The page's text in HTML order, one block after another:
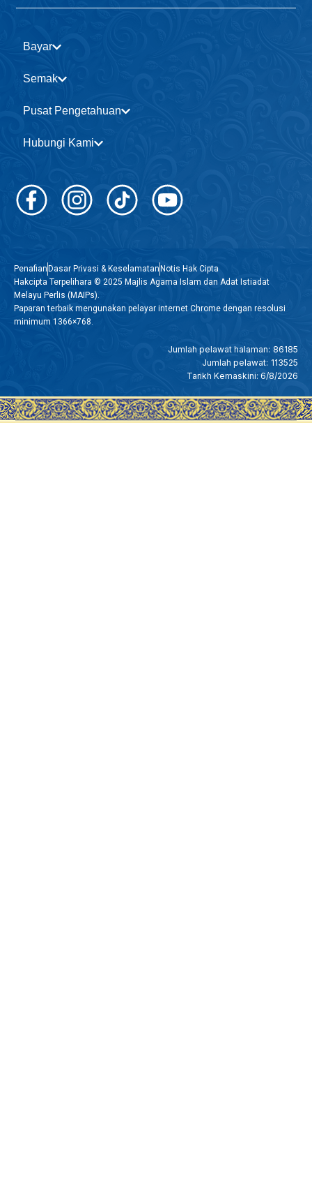
Bayar
Semak
Pusat Pengetahuan
Hubungi Kami
Penafian Dasar Privasi & Keselamatan Notis Hak Cipta
Hakcipta Terpelihara © 2025 Majlis Agama Islam dan Adat Istiadat
Melayu Perlis (MAIPs).
Paparan terbaik mengunakan pelayar internet Chrome dengan resolusi
minimum 1366×768.
Jumlah pelawat halaman: 86185
Jumlah pelawat: 113525
Tarikh Kemaskini: 6/8/2026